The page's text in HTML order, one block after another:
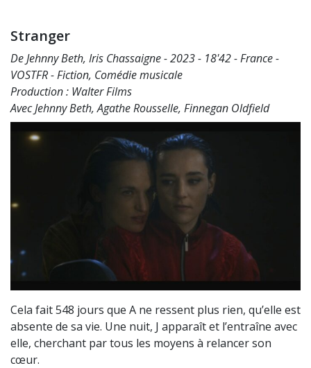
Stranger
De Jehnny Beth, Iris Chassaigne - 2023 - 18'42 - France -
VOSTFR - Fiction, Comédie musicale
Production : Walter Films
Avec Jehnny Beth, Agathe Rousselle, Finnegan Oldfield
Cela fait 548 jours que A ne ressent plus rien, qu’elle est
absente de sa vie. Une nuit, J apparaît et l’entraîne avec
elle, cherchant par tous les moyens à relancer son
cœur.